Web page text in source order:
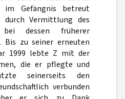
im Gefängnis betreut
Vermittlung des
dessen früherer
Bis zu seiner erneuten
1999 lebte Z mit der
die er pflegte und
seinerseits den
verbunden